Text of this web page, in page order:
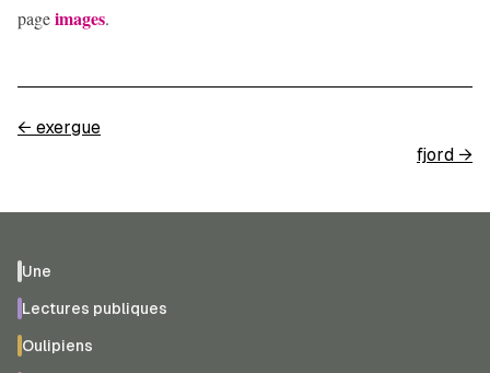
pageimages.
← exergue
fjord →
Une
Lectures publiques
Oulipiens